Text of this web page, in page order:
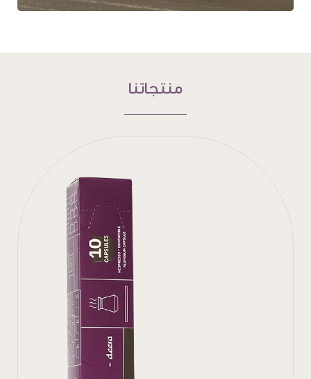
منتجاتنا